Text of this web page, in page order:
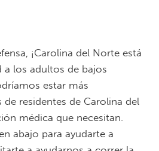
¡Carolina del Norte está
a los adultos de bajos
estar más
residentes de Carolina del
médica que necesitan.
abajo para ayudarte a